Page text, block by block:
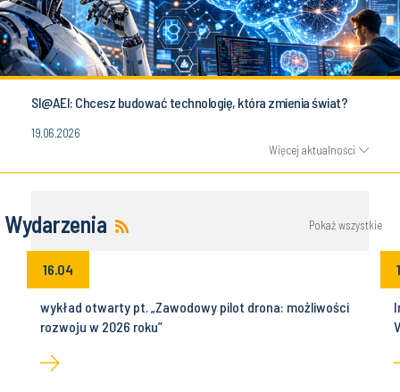
SI@AEI: Chcesz budować technologię, która zmienia świat?
19.06.2026
Więcej aktualności
Wydarzenia Pokaż wszystkie
16.04
wykład otwarty pt. „Zawodowy pilot drona: możliwości
rozwoju w 2026 roku”